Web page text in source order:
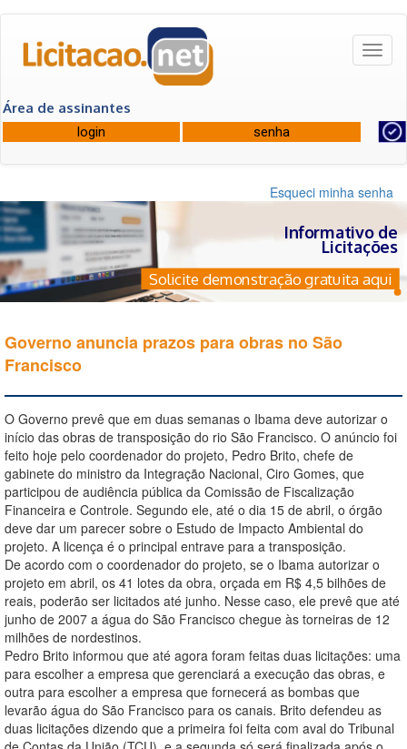
Área de assinantes
Esqueci minha senha
Informativo de
Licitações
Solicite demonstração gratuita aqui
Governo anuncia prazos para obras no São
Francisco
O Governo prevê que em duas semanas o Ibama deve autorizar o
início das obras de transposição do rio São Francisco. O anúncio foi
feito hoje pelo coordenador do projeto, Pedro Brito, chefe de
gabinete do ministro da Integração Nacional, Ciro Gomes, que
participou de audiência pública da Comissão de Fiscalização
Financeira e Controle. Segundo ele, até o dia 15 de abril, o órgão
deve dar um parecer sobre o Estudo de Impacto Ambiental do
projeto. A licença é o principal entrave para a transposição.
De acordo com o coordenador do projeto, se o Ibama autorizar o
projeto em abril, os 41 lotes da obra, orçada em R$ 4,5 bilhões de
reais, poderão ser licitados até junho. Nesse caso, ele prevê que até
junho de 2007 a água do São Francisco chegue às torneiras de 12
milhões de nordestinos.
Pedro Brito informou que até agora foram feitas duas licitações: uma
para escolher a empresa que gerenciará a execução das obras, e
outra para escolher a empresa que fornecerá as bombas que
levarão água do São Francisco para os canais. Brito defendeu as
duas licitações dizendo que a primeira foi feita com aval do Tribunal